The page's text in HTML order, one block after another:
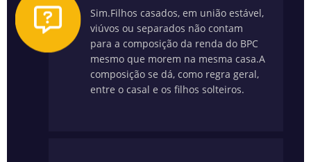
Sim.Filhos casados, em união estável,
viúvos ou separados não contam
para a composição da renda do BPC
mesmo que morem na mesma casa.A
composição se dá, como regra geral,
entre o casal e os filhos solteiros.